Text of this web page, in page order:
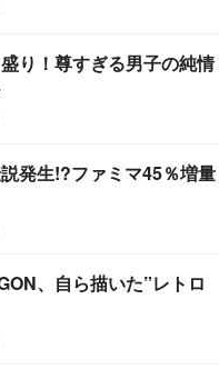
り！尊すぎる男子の純情
発生!?ファミマ45％増量
、自ら描いた”レトロ